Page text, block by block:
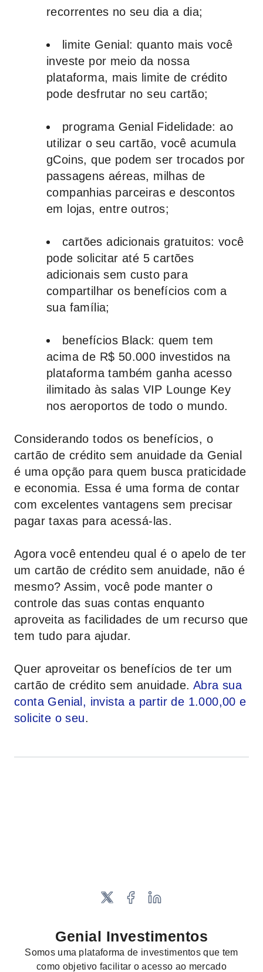
recorrentes no seu dia a dia;
limite Genial : quanto mais você
investe por meio da nossa
plataforma, mais limite de crédito
pode desfrutar no seu cartão;
programa Genial Fidelidade: ao
utilizar o seu cartão, você acumula
gCoins, que podem ser trocados por
passagens aéreas, milhas de
companhias parceiras e descontos
em lojas, entre outros;
cartões adicionais gratuitos: você
pode solicitar até 5 cartões
adicionais sem custo para
compartilhar os benefícios com a
sua família;
benefícios Black: quem tem
acima de R$ 50.000 investidos na
plataforma também ganha acesso
ilimitado às salas VIP Lounge Key
nos aeroportos de todo o mundo.
Considerando todos os benefícios, o
cartão de crédito sem anuidade da Genial
é uma opção para quem busca praticidade
e economia. Essa é uma forma de contar
com excelentes vantagens sem precisar
pagar taxas para acessá-las.
Agora você entendeu qual é o apelo de ter
um cartão de crédito sem anuidade, não é
mesmo? Assim, você pode manter o
controle das suas contas enquanto
aproveita as facilidades de um recurso que
tem tudo para ajudar.
Quer aproveitar os benefícios de ter um
cartão de crédito sem anuidade. Abra sua
conta Genial, invista a partir de 1.000,00 e
solicite o seu.
Genial Investimentos
Somos uma plataforma de investimentos que tem
como objetivo facilitar o acesso ao mercado